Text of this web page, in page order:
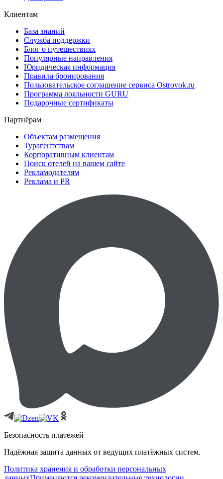
Клиентам
База знаний
Служба поддержки
Блог о путешествиях
Популярные направления
Юридическая информация
Правила бронирования
Пользовательское соглашение сервиса Ostrovok.ru
Программа лояльности GURU
Подарочные сертификаты
Партнёрам
Объектам размещения
Турагентствам
Корпоративным клиентам
Поиск отелей на вашем сайте
Рекламодателям
Реклама и PR
Безопасность платежей
Надёжная защита данных от ведущих платёжных систем.
Политика хранения и обработки персональных